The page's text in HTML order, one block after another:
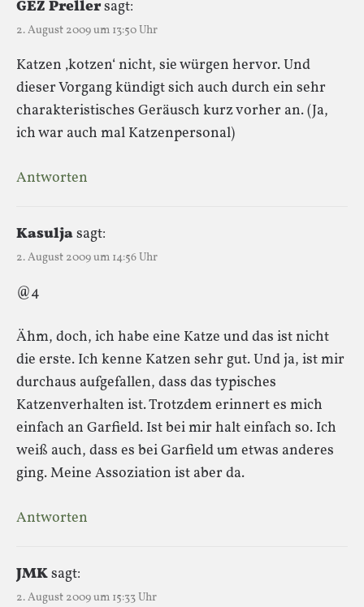
GEZ Prellersagt:
2. August 2009 um 13:50 Uhr
Katzen ‚kotzen‘ nicht, sie würgen hervor. Und
dieser Vorgang kündigt sich auch durch ein sehr
charakteristisches Geräusch kurz vorher an. (Ja,
ich war auch mal Katzenpersonal)
Antworten
Kasuljasagt:
2. August 2009 um 14:56 Uhr
@4
Ähm, doch, ich habe eine Katze und das ist nicht
die erste. Ich kenne Katzen sehr gut. Und ja, ist mir
durchaus aufgefallen, dass das typisches
Katzenverhalten ist. Trotzdem erinnert es mich
einfach an Garfield. Ist bei mir halt einfach so. Ich
weiß auch, dass es bei Garfield um etwas anderes
ging. Meine Assoziation ist aber da.
Antworten
JMKsagt:
2. August 2009 um 15:33 Uhr